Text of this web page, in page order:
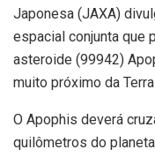
Japonesa (JAXA)
espacial conjunta que
asteroide (99942)
muito próximo da
O Apophis deverá
quilômetros do